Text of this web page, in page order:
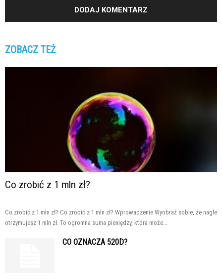
ZOBACZ TEŻ
Co zrobić z 1 mln zł?
Co zrobić z 1 mln zł? Co zrobić z 1 mln zł? Wprowadzenie Wyobraź sobie, że nagle
otrzymujesz 1 mln zł. To ogromna suma pieniędzy, która może...
CO OZNACZA 520D?